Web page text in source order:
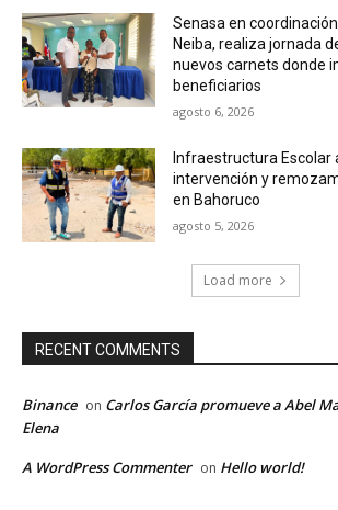
Senasa en
Neiba, realiza jornada
nuevos carnets donde
beneficiarios
agosto 6, 2026
Infraestructura Escolar
intervención y
en Bahoruco
agosto 5, 2026
Load more
RECENT COMMENTS
Binance on Carlos García promueve a Abel
Elena
A WordPress Commenter on Hello world!